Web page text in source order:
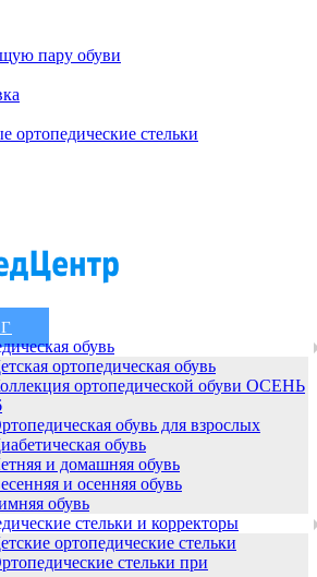
пару обуви
ортопедические стельки
обувь
ортопедическая обувь
ортопедической обуви ОСЕНЬ
обувь для взрослых
обувь
и домашняя обувь
и осенняя обувь
обувь
стельки и корректоры
ортопедические стельки
стельки при